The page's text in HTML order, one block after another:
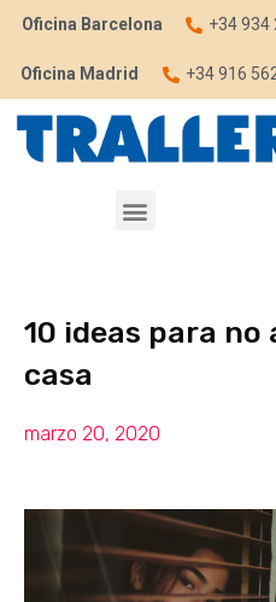
Oficina Barcelona +34 934
Oficina Madrid +34 916
10 ideas para
casa
marzo 20, 2020